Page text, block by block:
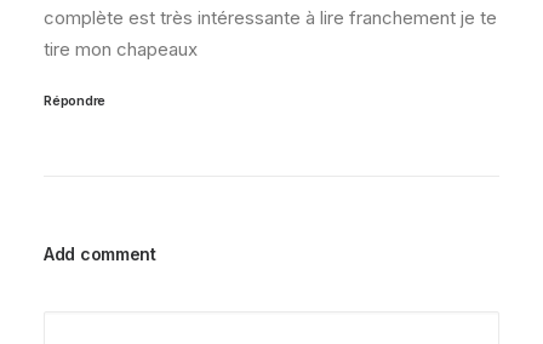
complète est très intéressante à lire franchement je te
tire mon chapeaux
Répondre
Add comment